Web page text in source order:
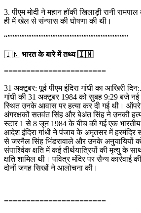
3. पीएम मोदी ने महान हॉकी खिलाड़ी रानी
ही में खेल से संन्यास की घोषणा की थी।
“”””””””””””””””””””””””””””””””””””
🇮🇳 भारत के बारे में तथ्य 🇮🇳
=======================
31 अक्टूबर: पूर्व पीएम इंदिरा गांधी का आखिरी
गांधी की 31 अक्टूबर 1984 को सुबह 9:29 बजे
स्थित उनके आवास पर हत्या कर दी गई थी।
अंगरक्षकों सतवंत सिंह और बेअंत सिंह ने उनकी
स्टार 1 से 8 जून 1984 के बीच की गई एक भारतीय
आदेश इंदिरा गांधी ने पंजाब के अमृतसर में हरमंदिर
से जरनैल सिंह भिंडरावाले और उनके अनुयायियों
संपार्श्विक क्षति में कई तीर्थयात्रियों की मृत्यु के
क्षति शामिल थी। पवित्र मंदिर पर सैन्य
दोनों जगह सिखों ने आलोचना की।
=======================